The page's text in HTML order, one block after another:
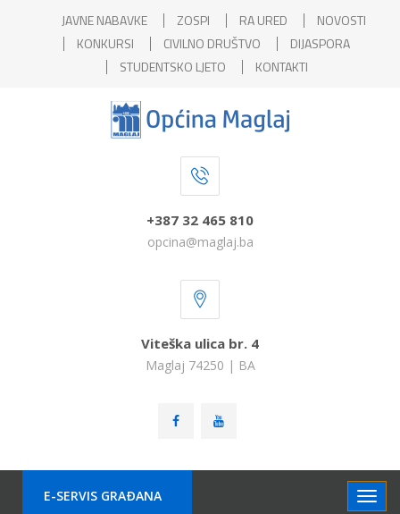
JAVNE NABAVKE ZOSPI RA URED
NOVOSTI
KONKURSI
CIVILNO DRUŠTVO
DIJASPORA
STUDENTSKO LJETO
KONTAKTI
+387 32 465 810
opcina@maglaj.ba
Viteška ulica br. 4
Maglaj 74250 | BA
E-SERVIS GRAÐANA